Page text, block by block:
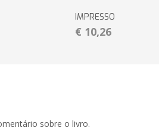
IMPRESSO
€ 10,26
sobre o livro.